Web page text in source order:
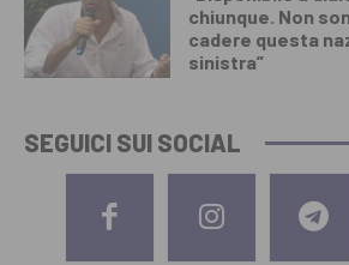
chiunque. Non
cadere questa
sinistra”
SEGUICI SUI SOCIAL